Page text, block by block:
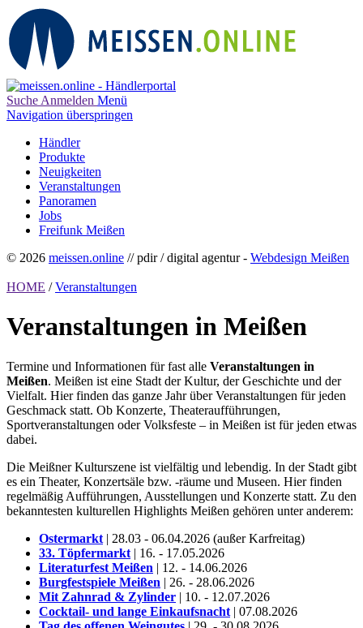
Suche Anmelden Menü
Navigation überspringen
Händler
Produkte
Neuigkeiten
Veranstaltungen
Panoramen
Jobs
Freifunk Meißen
© 2026 meissen.online // pdir / digital agentur - Webdesign Meißen
HOME / Veranstaltungen
Veranstaltungen in Meißen
Termine und Informationen für fast alle Veranstaltungen in
Meißen. Meißen ist eine Stadt der Kultur, der Geschichte und der
Vielfalt. Hier finden das ganze Jahr über Veranstaltungen für jeden
Geschmack statt. Ob Konzerte, Theateraufführungen,
Sportveranstaltungen oder Volksfeste – in Meißen ist für jeden etwas
dabei.
Die Meißner Kulturszene ist vielfältig und lebendig. In der Stadt gibt
es ein Theater, Konzertsäle bzw. -räume und Museen. Hier finden
regelmäßig Aufführungen, Ausstellungen und Konzerte statt. Zu den
bekanntesten kulturellen Highlights Meißen gehören unter anderem:
Ostermarkt | 28.03 - 06.04.2026 (außer Karfreitag)
33. Töpfermarkt | 16. - 17.05.2026
Literaturfest Meißen | 12. - 14.06.2026
Burgfestspiele Meißen | 26. - 28.06.2026
Mit Zahnrad & Zylinder | 10. - 12.07.2026
Cocktail- und lange Einkaufsnacht | 07.08.2026